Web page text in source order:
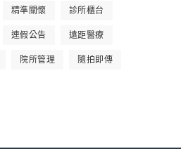
精準關懷 診所櫃台
連假公告 遠距醫療
院所管理 隨拍即傳